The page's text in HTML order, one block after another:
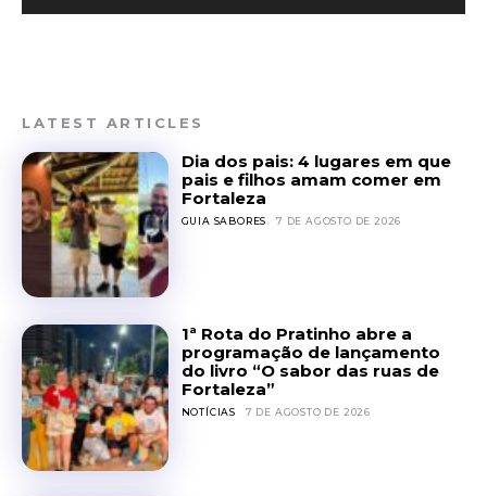
LATEST ARTICLES
Dia dos pais: 4 lugares em que
pais e filhos amam comer em
Fortaleza
GUIA SABORES 7 DE AGOSTO DE 2026
1ª Rota do Pratinho abre a
programação de lançamento
do livro “O sabor das ruas de
Fortaleza”
NOTÍCIAS 7 DE AGOSTO DE 2026